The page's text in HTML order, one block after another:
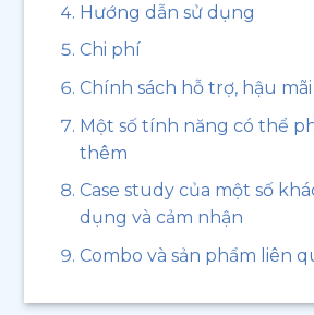
Hướng dẫn sử dụng
Chi phí
Chính sách hỗ trợ, hậu mãi
Một số tính năng có thể
thêm
Case study của một số
dụng và cảm nhận
Combo và sản phẩm liên